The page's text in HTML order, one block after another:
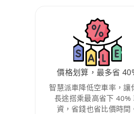
價格划算，最多省
智慧派車降低空車率，讓
長途搭乘最高省下 40%
資，省錢也省比價時間